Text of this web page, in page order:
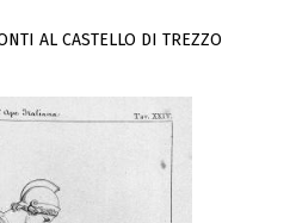
AL CASTELLO DI TREZZO